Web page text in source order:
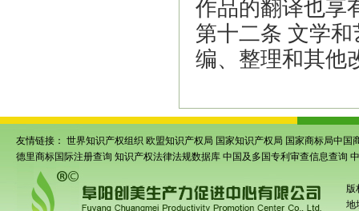
作品的翻译也享
第十二条 文学
编、整理和其他
友情链接： 世界知识产权组织 欧盟知识产权局 国家知识产权局 国家商标局中国
德里商标国际注册查询 知识产权法律法规数据库 中国及多国专利审查信息查询
版
地